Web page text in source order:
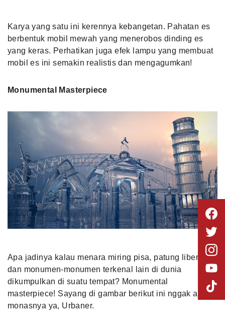
Karya yang satu ini kerennya kebangetan. Pahatan es
berbentuk mobil mewah yang menerobos dinding es
yang keras. Perhatikan juga efek lampu yang membuat
mobil es ini semakin realistis dan mengagumkan!
Monumental Masterpiece
Apa jadinya kalau menara miring pisa, patung liberty
dan monumen-monumen terkenal lain di dunia
dikumpulkan di suatu tempat? Monumental
masterpiece! Sayang di gambar berikut ini nggak ada
monasnya ya, Urbaner.